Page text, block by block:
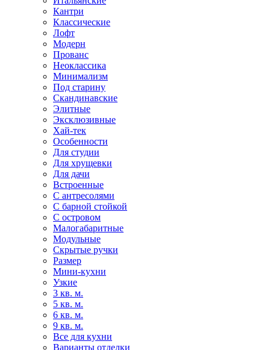
Кантри
Классические
Лофт
Модерн
Прованс
Неоклассика
Минимализм
Под старину
Скандинавские
Элитные
Эксклюзивные
Хай-тек
Особенности
Для студии
Для хрущевки
Для дачи
Встроенные
С антресолями
С барной стойкой
С островом
Малогабаритные
Модульные
Скрытые ручки
Размер
Мини-кухни
Узкие
3 кв. м.
5 кв. м.
6 кв. м.
9 кв. м.
Все для кухни
Варианты отделки